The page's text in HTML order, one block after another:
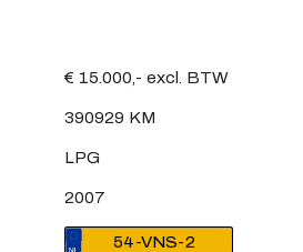
€ 15.000,- excl. BTW
390929 KM
LPG
2007
54-VNS-2